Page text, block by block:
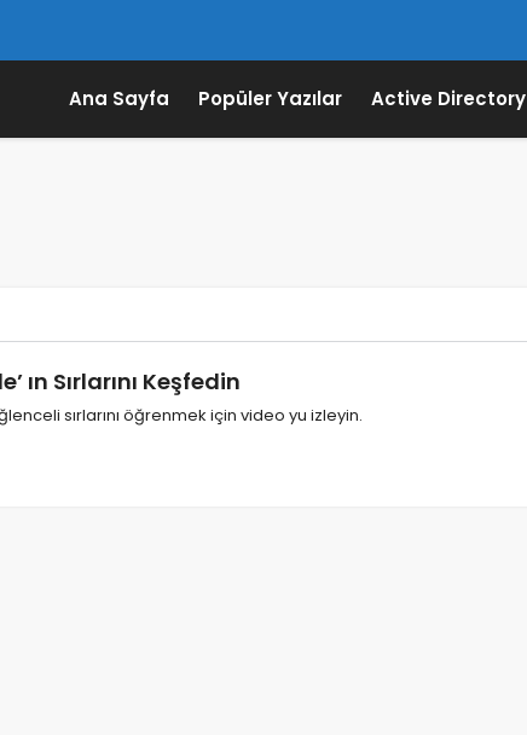
Ana Sayfa Popüler Yazılar Active Directory
ın Sırlarını Keşfedin
sırlarını öğrenmek için video yu izleyin.